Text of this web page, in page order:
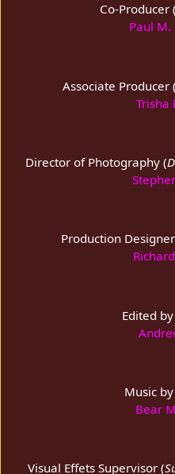
Co-Producer (
Paul
Associate Producer (
Trisha
Director of Photography (
Production
Edited
Music by
Bear
Visual Effets Supervisor (